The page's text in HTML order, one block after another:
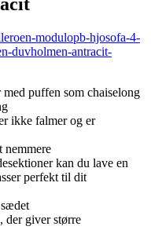
modulopb-hjosofa-4-
duvholmen-antracit-
puffen som chaiselong
ikke falmer og er
nemmere
kan du lave en
perfekt til dit
der giver større